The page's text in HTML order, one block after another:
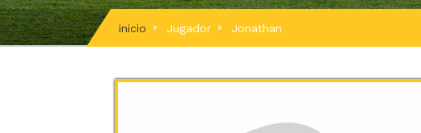
inicio Jugador Jonathan